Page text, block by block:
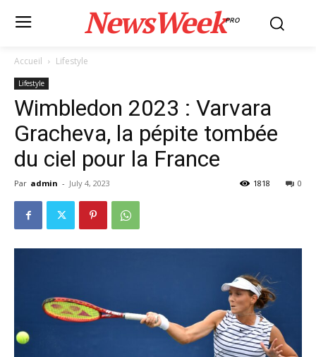
NewsWeekPRO
Accueil Lifestyle
Lifestyle
Wimbledon 2023 : Varvara
Gracheva, la pépite tombée
du ciel pour la France
Par admin - July 4, 2023 0
1818